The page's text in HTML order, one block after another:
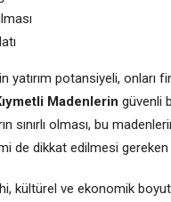
yatırım potansiyeli,
Madenlerin güvenli
sınırlı olması, bu
de dikkat edilmesi gereken
kültürel ve ekonomik